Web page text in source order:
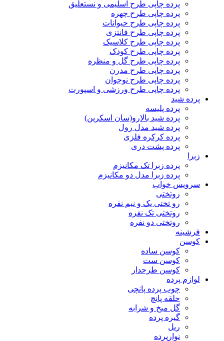
پرده چاپی طرح اسلیمی و نستعلیق
پرده چاپی طرح چهره
پرده چاپی طرح حیوانات
پرده چاپی طرح فانتزی
پرده چاپی طرح کلاسیک
پرده چاپی طرح کودک
پرده چاپی طرح گل و منظره
پرده چاپی طرح مدرن
پرده چاپی طرح نوجوان
پرده چاپی طرح ورزشی و اسپورت
پرده شید
پرده پلیسه
پرده شید بالارو(سان اسکرین)
پرده شید مدل رول
پرده کرکره فلزی
پرده پشت دری
زبرا
پرده زبرا تک مکانیزم
پرده زبرا مدل دو مکانیزم
سرویس خواب
روتختی
رو تختی یک و نیم نفره
روتختی تک نفره
روتختی دو نفره
فرشینه
کوسن
کوسن ساده
کوسن ست
کوسن طرحدار
لوازم پرده
چوب پرده پانچی
حلقه پانچ
گل میخ و شرابه
گیره پرده
ریل
نوارپرده